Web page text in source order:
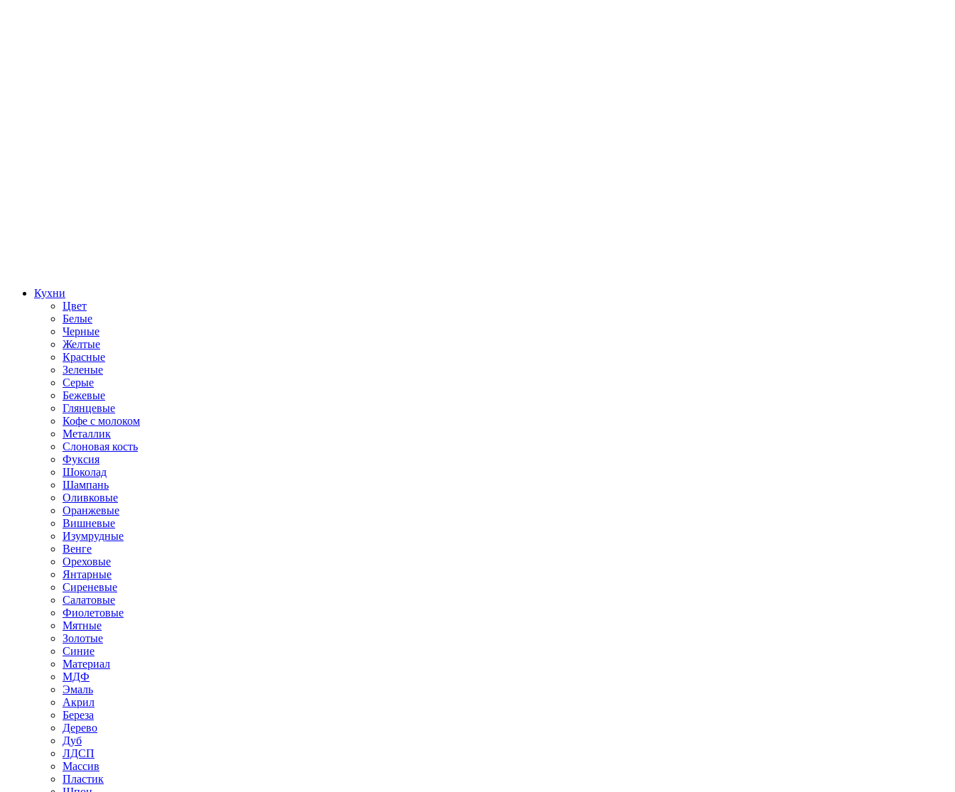
Кухни
Цвет
Белые
Черные
Желтые
Красные
Зеленые
Серые
Бежевые
Глянцевые
Кофе с молоком
Металлик
Слоновая кость
Фуксия
Шоколад
Шампань
Оливковые
Оранжевые
Вишневые
Изумрудные
Венге
Ореховые
Янтарные
Сиреневые
Салатовые
Фиолетовые
Мятные
Золотые
Синие
Материал
МДФ
Эмаль
Акрил
Береза
Дерево
Дуб
ЛДСП
Массив
Пластик